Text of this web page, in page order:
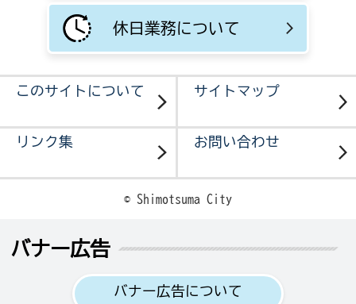
休日業務について
このサイトについて サイトマップ
リンク集 お問い合わせ
© Shimotsuma City
バナー広告
バナー広告について